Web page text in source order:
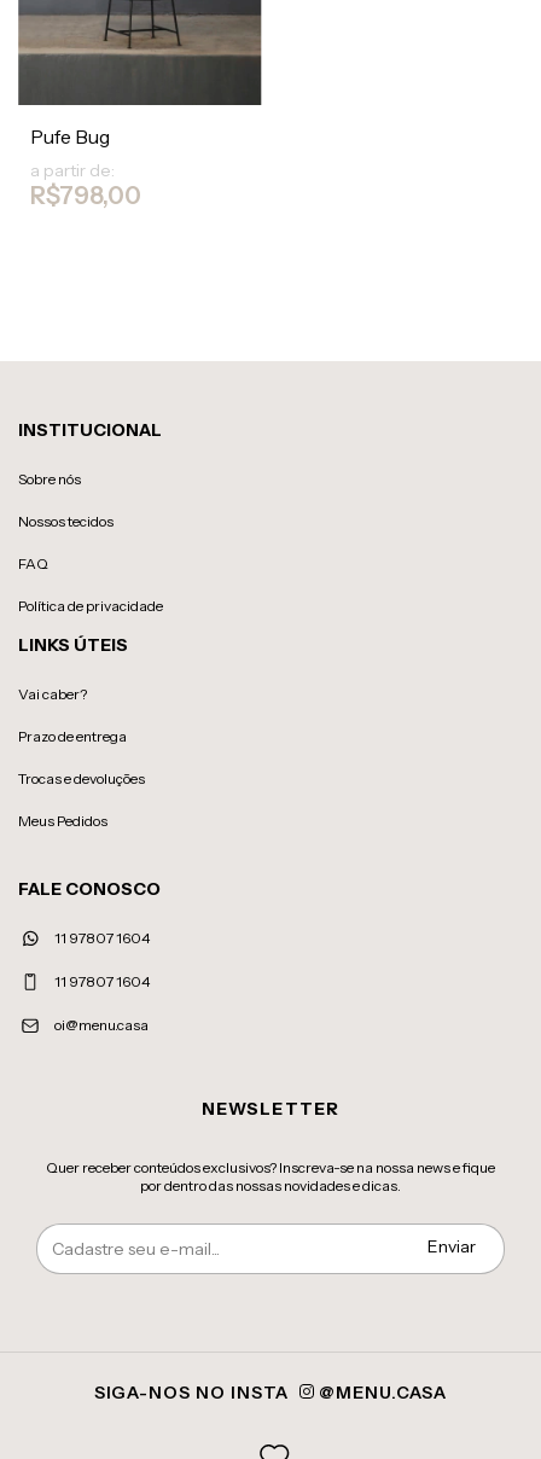
Pufe Bug
a partir de:
R$798,00
INSTITUCIONAL
Sobre nós
Nossos tecidos
FAQ
Política de privacidade
LINKS ÚTEIS
Vai caber?
Prazo de entrega
Trocas e devoluções
Meus Pedidos
FALE CONOSCO
11 97807 1604
11 97807 1604
oi@menu.casa
NEWSLETTER
Quer receber conteúdos exclusivos? Inscreva-se na nossa news e fique
por dentro das nossas novidades e dicas.
SIGA-NOS NO INSTA @MENU.CASA